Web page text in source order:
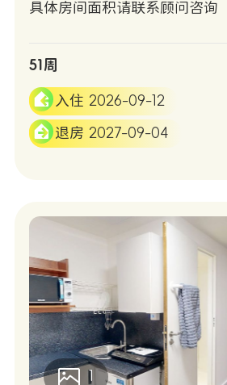
具体房间面积请联系顾问咨询
51周
入住 2026-09-12
退房 2027-09-04
1